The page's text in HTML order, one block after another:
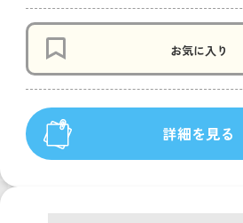
お気に入り
詳細を見る